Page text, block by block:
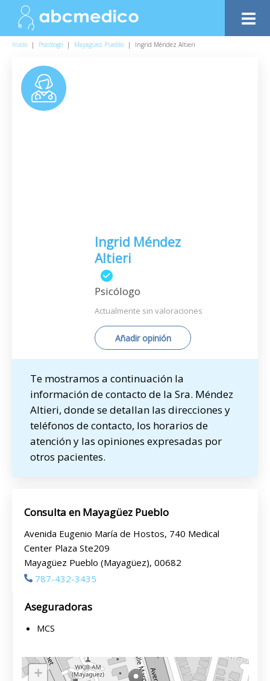
Inicio | Psicólogo | Mayagüez Pueblo | Ingrid Méndez Altieri
Ingrid Méndez
Altieri
Psicólogo
Actualmente sin valoraciones
Añadir opinión
Te mostramos a continuación la
información de contacto de la Sra. Méndez
Altieri, donde se detallan las direcciones y
teléfonos de contacto, los horarios de
atención y las opiniones expresadas por
otros pacientes.
Consulta en Mayagüez Pueblo
Avenida Eugenio María de Hostos, 740 Medical
Center Plaza Ste209
Mayagüez Pueblo (Mayagüez), 00682
787-432-3435
Aseguradoras
MCS
+